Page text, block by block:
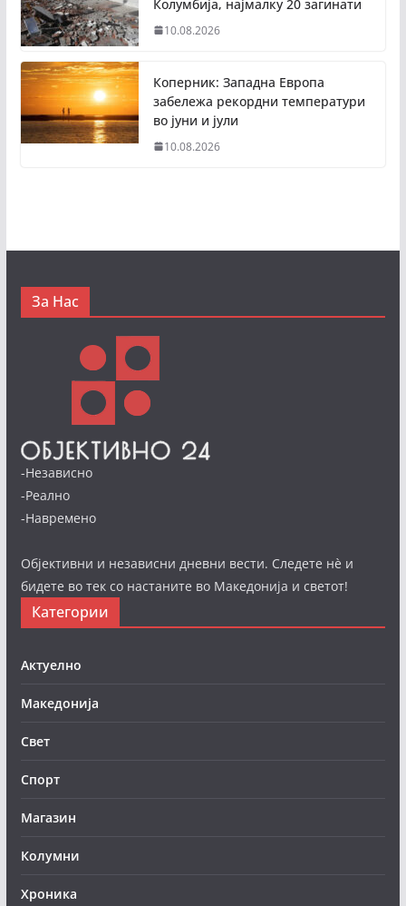
Колумбија, најмалку 20 загинати
10.08.2026
Коперник: Западна Европа
забележа рекордни температури
во јуни и јули
10.08.2026
За Нас
-Независно
-Реално
-Навремено
Објективни и независни дневни вести. Следете нè и
бидете во тек со настаните во Македонија и светот!
Категории
Актуелно
Македонија
Свет
Спорт
Магазин
Колумни
Хроника